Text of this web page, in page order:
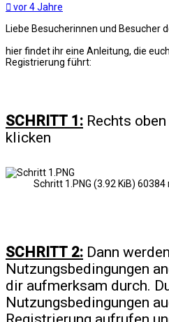
vor 4 Jahre
Liebe Besucherinnen und Besucher
hier findet ihr eine Anleitung, die
Registrierung führt:
SCHRITT 1: Rechts
klicken
Schritt 1.PNG (3.92 KiB)
SCHRITT 2: Dann
Nutzungsbedingungen
dir aufmerksam durch.
Nutzungsbedingungen